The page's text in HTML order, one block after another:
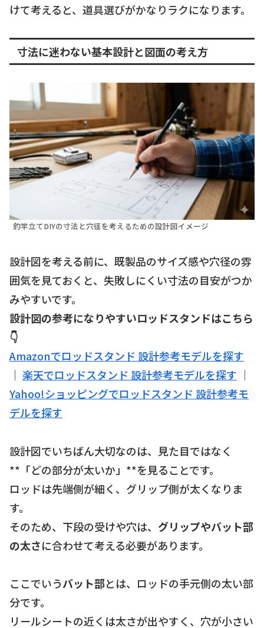
けて考えると、道具選びがかなりラクになります。
寸法に迷わない基本設計と図面の考え方
釣竿立てDIYの寸法と穴径を考えるための設計図イメージ
設計図を考える前に、既製品のサイズ感や穴径の雰
囲気を見ておくと、失敗しにくい寸法の目安がつか
みやすいです。
設計図の参考になりやすいロッドスタンドはこちら
👇
Amazonでロッドスタンド 設計参考モデルを探す
｜ 楽天でロッドスタンド 設計参考モデルを探す ｜
Yahoo!ショッピングでロッドスタンド 設計参考モ
デルを探す
設計図でいちばん大切なのは、見た目ではなく
**「どの部分が太いか」**を見ることです。
ロッドは先端側が細く、グリップ側が太くなりま
す。
そのため、下段の受けや穴は、 グリップやバット部
の太さに合わせて考える必要があります。
ここでいうバット部とは、ロッドの手元側の太い部
分です。
リールシートの近くは太さが出やすく、穴が小さい